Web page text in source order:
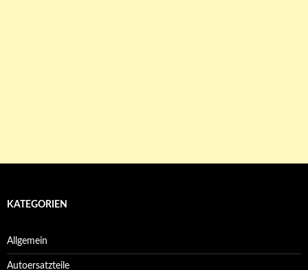
KATEGORIEN
Allgemein
Autoersatzteile